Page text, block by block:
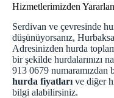
Hizmetlerimizden
Serdivan ve çevresinde
düşünüyorsanız,
Adresinizden hurda
bir şekilde hurdalarınızı
913 0679 numaramızdan
hurda fiyatları ve diğer
bilgi alabilirsiniz.